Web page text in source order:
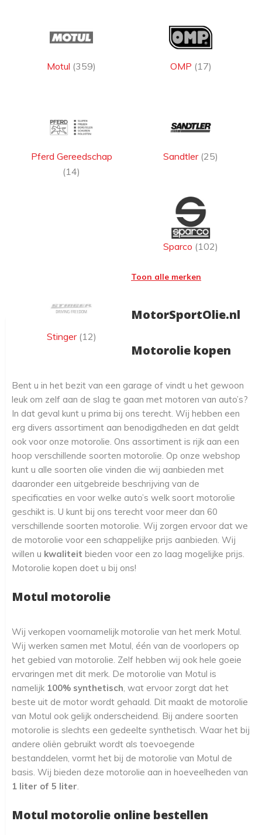
Motul (359) OMP (17)
Pferd Gereedschap
(14)
Sandtler (25)
Sparco (102)
Stinger (12)
Toon alle merken
MotorSportOlie.nl
Motorolie kopen
Bent u in het bezit van een garage of vindt u het gewoon
leuk om zelf aan de slag te gaan met motoren van auto’s?
In dat geval kunt u prima bij ons terecht. Wij hebben een
erg divers assortiment aan benodigdheden en dat geldt
ook voor onze motorolie. Ons assortiment is rijk aan een
hoop verschillende soorten motorolie. Op onze webshop
kunt u alle soorten olie vinden die wij aanbieden met
daaronder een uitgebreide beschrijving van de
specificaties en voor welke auto’s welk soort motorolie
geschikt is. U kunt bij ons terecht voor meer dan 60
verschillende soorten motorolie. Wij zorgen ervoor dat we
de motorolie voor een schappelijke prijs aanbieden. Wij
willen u kwaliteit bieden voor een zo laag mogelijke prijs.
Motorolie kopen doet u bij ons!
Motul motorolie
Wij verkopen voornamelijk motorolie van het merk Motul.
Wij werken samen met Motul, één van de voorlopers op
het gebied van motorolie. Zelf hebben wij ook hele goeie
ervaringen met dit merk. De motorolie van Motul is
namelijk 100% synthetisch, wat ervoor zorgt dat het
beste uit de motor wordt gehaald. Dit maakt de motorolie
van Motul ook gelijk onderscheidend. Bij andere soorten
motorolie is slechts een gedeelte synthetisch. Waar het bij
andere oliën gebruikt wordt als toevoegende
bestanddelen, vormt het bij de motorolie van Motul de
basis. Wij bieden deze motorolie aan in hoeveelheden van
1 liter of 5 liter.
Motul motorolie online bestellen